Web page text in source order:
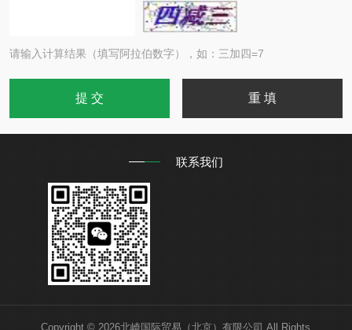
请输入计算结果（填写阿拉伯数字），如：三加四=7
联系我们
Copyright © 2026北崎国际贸易（北京）有限公司 All Rights